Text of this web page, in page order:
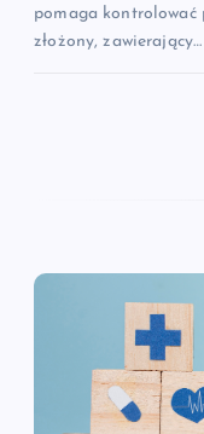
u
pomaga kontrolować
złożony, zawierający…